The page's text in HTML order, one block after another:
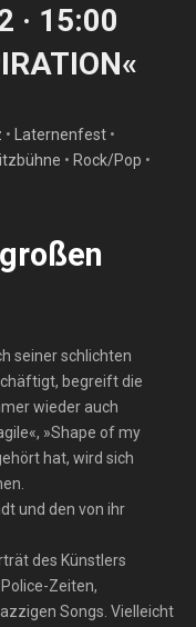
· 15:00
• Laternenfest •
• Rock/Pop •
seiner schlichten
begreift die
wieder auch
»Shape of my
hat, wird sich
und den von ihr
des Künstlers
Zeiten,
Songs. Vielleicht